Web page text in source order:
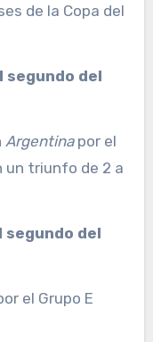
de la Copa del
segundo del
Argentinapor el
un triunfo de 2 a
segundo del
el Grupo E